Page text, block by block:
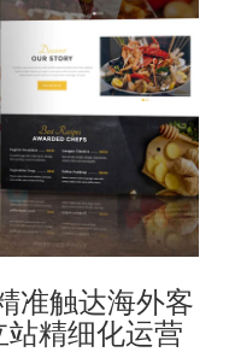
准触达海外客
站精细化运营